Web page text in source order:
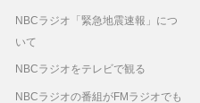
NBCラジオ「緊急地震速報」につ
いて
NBCラジオをテレビで観る
NBCラジオの番組がFMラジオでも